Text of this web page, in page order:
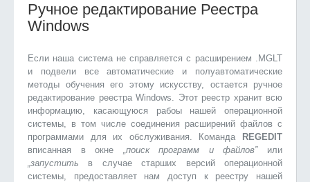
Ручное редактирование Реестра
Windows
Если наша система не справляется с расширением .MGLT
и подвели все автоматические и полуавтоматические
методы обучения его этому искусству, остается ручное
редактирование реестра Windows. Этот реестр хранит всю
информацию, касающуюся рабоы нашей операционной
системы, в том числе соединения расширений файлов с
программами для их обслуживания. Команда
REGEDIT
вписанная в окне „поиск программ и файлов”или
„запустить в случае старших версий операционной
системы, предоставляет нам доступ к реестру нашей